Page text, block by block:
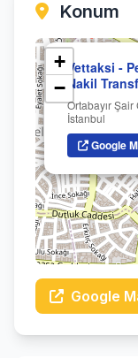
Konum
Vettaksi -
Nakil
Ortabayır
İstanbul
Google
+
−
Google